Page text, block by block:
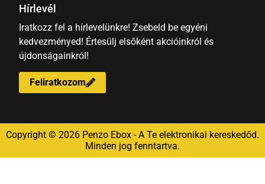
Hírlevél
Iratkozz fel a hírlevelünkre! Zsebeld be egyéni
kedvezményed! Értesülj elsőként akcióinkról és
újdonságainkról!
Feliratkozom
Copyright © 2026 Penzo Ebox - A Te elektronikai kereskedőd.
Minden jog fenntartva.